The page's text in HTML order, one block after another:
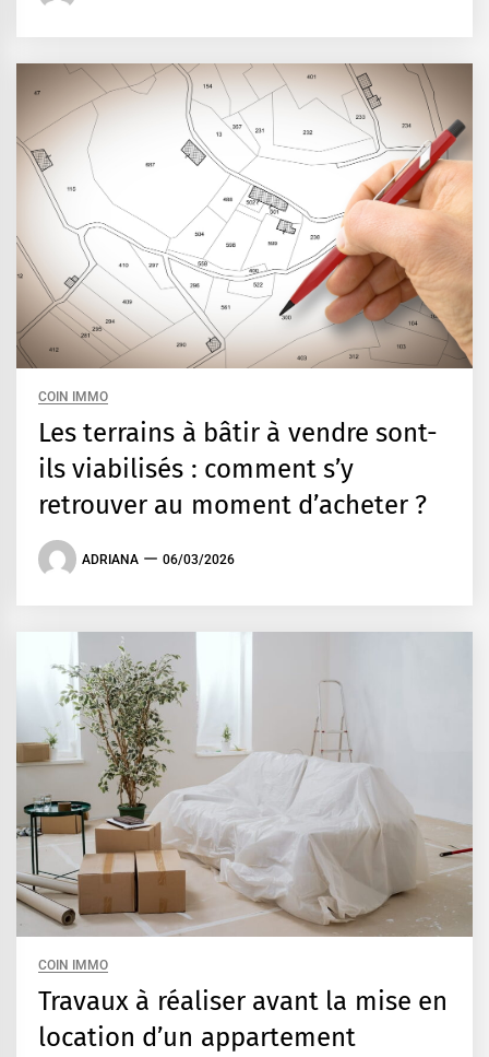
COIN IMMO
Les terrains à bâtir à vendre sont-
ils viabilisés : comment s’y
retrouver au moment d’acheter ?
ADRIANA 06/03/2026
COIN IMMO
Travaux à réaliser avant la mise en
location d’un appartement